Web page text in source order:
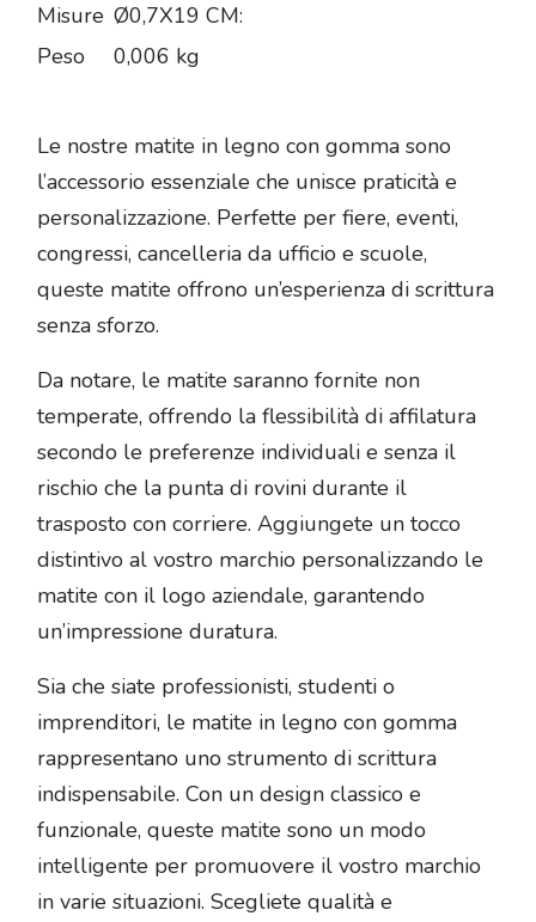
Misure Ø0,7X19 CM:
Peso
0,006 kg
Le nostre matite in legno con gomma sono
l’accessorio essenziale che unisce praticità e
personalizzazione. Perfette per fiere, eventi,
congressi, cancelleria da ufficio e scuole,
queste matite offrono un’esperienza di scrittura
senza sforzo.
Da notare, le matite saranno fornite non
temperate, offrendo la flessibilità di affilatura
secondo le preferenze individuali e senza il
rischio che la punta di rovini durante il
trasposto con corriere. Aggiungete un tocco
distintivo al vostro marchio personalizzando le
matite con il logo aziendale, garantendo
un’impressione duratura.
Sia che siate professionisti, studenti o
imprenditori, le matite in legno con gomma
rappresentano uno strumento di scrittura
indispensabile. Con un design classico e
funzionale, queste matite sono un modo
intelligente per promuovere il vostro marchio
in varie situazioni. Scegliete qualità e